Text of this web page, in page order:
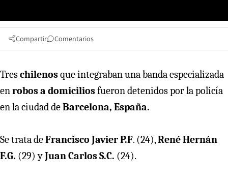
Compartir Comentarios
Treschilenosque integraban una banda especializada
enrobos a domiciliosfueron detenidos por la policía
en la ciudad deBarcelona, España.
Se trata deFrancisco Javier P.F. (24),René Hernán
F.G. (29) yJuan Carlos S.C. (24).